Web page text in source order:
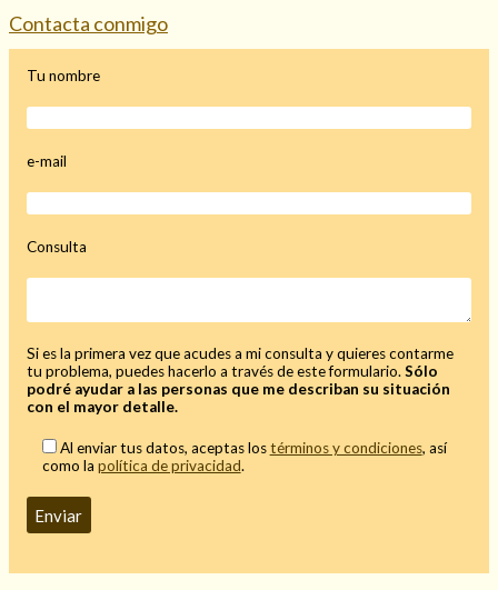
¿Qué es el tarot?
Contacta conmigo
Tu nombre
e-mail
Consulta
Si es la primera vez que acudes a mi consulta y quieres contarme
tu problema, puedes hacerlo a través de este formulario.Sólo
podré ayudar a las personas que me describan su situación
con el mayor detalle.
Al enviar tus datos, aceptas lostérminos y condiciones, así
como la política de privacidad.